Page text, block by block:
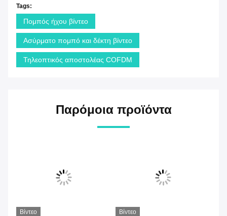
Tags:
Πομπός ήχου βίντεο
Ασύρματο πομπό και δέκτη βίντεο
Τηλεοπτικός αποστολέας COFDM
Παρόμοια προϊόντα
Βίντεο Βίντεο